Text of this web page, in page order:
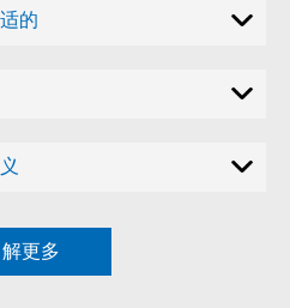
的
更多